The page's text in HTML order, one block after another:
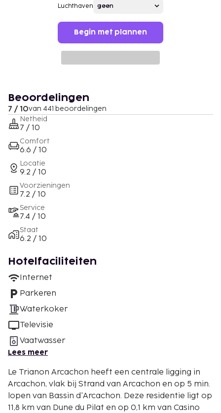
Luchthaven
Begin met plannen
Beoordelingen
7 / 10van 441 beoordelingen
Netheid
7 / 10
Comfort
6.6 / 10
Locatie
9.2 / 10
Voorzieningen
7.2 / 10
Service
7.4 / 10
Staat
6.2 / 10
Hotelfaciliteiten
Internet
Parkeren
Waterkoker
Televisie
Vaatwasser
Lees meer
Le Trianon Arcachon heeft een centrale ligging in
Arcachon, vlak bij Strand van Arcachon en op 5 min.
lopen van Bassin d'Arcachon. Deze residentie ligt op
11,8 km van Dune du Pilat en op 0,1 km van Casino